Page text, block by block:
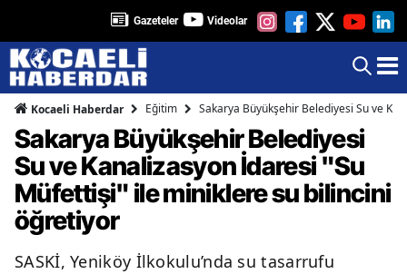
Gazeteler Videolar
Kocaeli Haberdar Eğitim Sakarya Büyükşehir Belediyesi Su ve
Sakarya Büyükşehir Belediyesi
Su ve Kanalizasyon İdaresi "Su
Müfettişi" ile miniklere su bilincini
öğretiyor
SASKİ, Yeniköy İlkokulu’nda su tasarrufu